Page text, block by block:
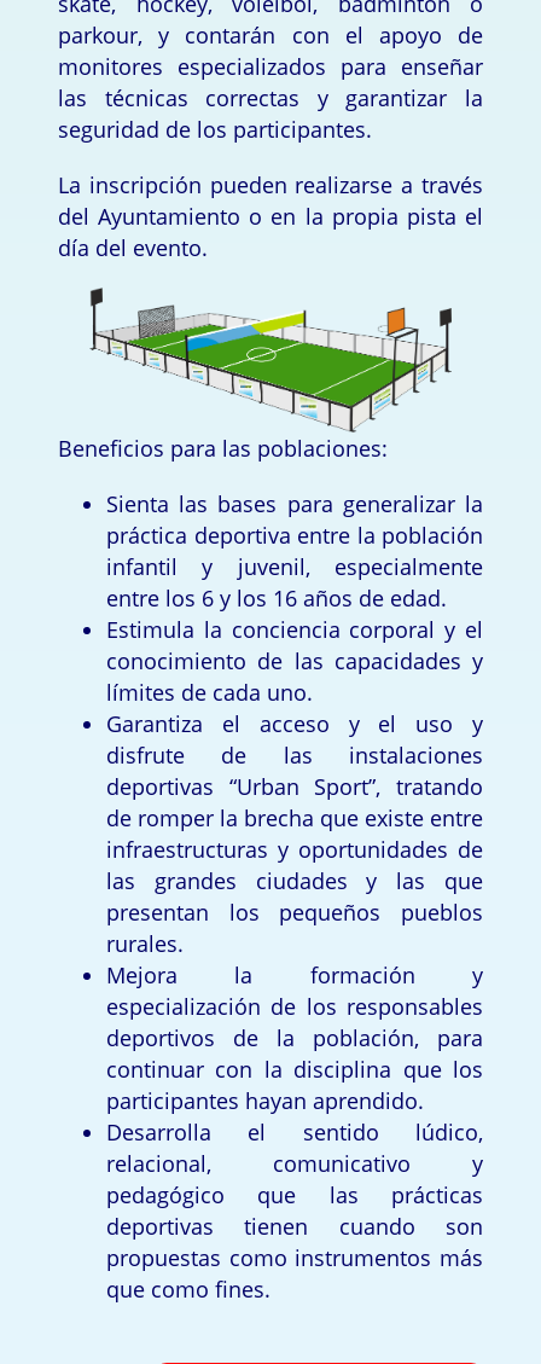
parkour, y contarán con el apoyo de
monitores especializados para enseñar
las técnicas correctas y garantizar la
seguridad de los participantes.
La inscripción pueden realizarse a través
del Ayuntamiento o en la propia pista el
día del evento.
Beneficios para las poblaciones:
Sienta las bases para generalizar la
práctica deportiva entre la población
infantil y juvenil, especialmente
entre los 6 y los 16 años de edad.
Estimula la conciencia corporal y el
conocimiento de las capacidades y
límites de cada uno.
Garantiza el acceso y el uso y
disfrute de las instalaciones
deportivas “Urban Sport”, tratando
de romper la brecha que existe entre
infraestructuras y oportunidades de
las grandes ciudades y las que
presentan los pequeños pueblos
rurales.
Mejora la formación y
especialización de los responsables
deportivos de la población, para
continuar con la disciplina que los
participantes hayan aprendido.
Desarrolla el sentido lúdico,
relacional, comunicativo y
pedagógico que las prácticas
deportivas tienen cuando son
propuestas como instrumentos más
que como fines.